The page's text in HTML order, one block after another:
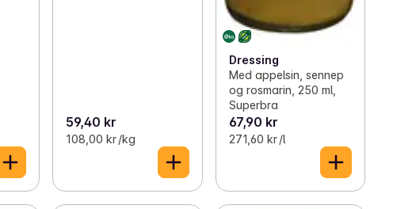
59,40 kr
108,00 kr /kg
Dressing
Med appelsin, sennep
og rosmarin, 250 ml,
Superbra
67,90 kr
271,60 kr /l